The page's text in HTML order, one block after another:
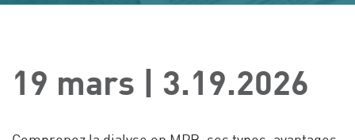
19 mars | 3.19.2026